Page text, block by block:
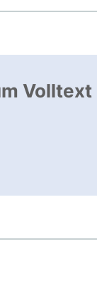
Volltext
neues